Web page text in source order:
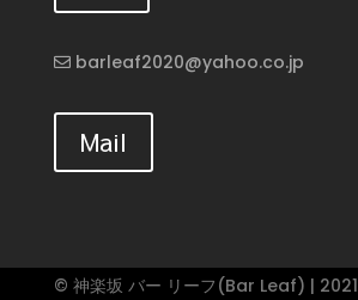
barleaf2020@yahoo.co.jp
Mail
© 神楽坂 バー リーフ(Bar Leaf) | 2021